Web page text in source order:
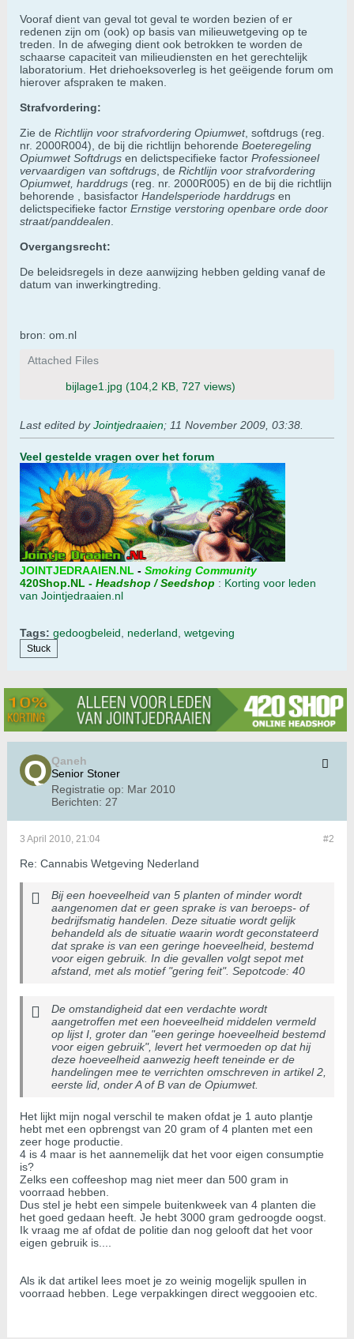
Vooraf dient van geval tot geval te worden bezien of er
redenen zijn om (ook) op basis van milieuwetgeving op te
treden. In de afweging dient ook betrokken te worden de
schaarse capaciteit van milieudiensten en het gerechtelijk
laboratorium. Het driehoeksoverleg is het geëigende forum om
hierover afspraken te maken.
Strafvordering:
Zie de Richtlijn voor strafvordering Opiumwet, softdrugs (reg.
nr. 2000R004), de bij die richtlijn behorende Boeteregeling
Opiumwet Softdrugs en delictspecifieke factor Professioneel
vervaardigen van softdrugs , de Richtlijn voor strafvordering
Opiumwet, harddrugs (reg. nr. 2000R005) en de bij die richtlijn
behorende , basisfactor Handelsperiode harddrugs en
delictspecifieke factor Ernstige verstoring openbare orde door
straat/panddealen
Overgangsrecht:
De beleidsregels in deze aanwijzing hebben gelding vanaf de
datum van inwerkingtreding.
bron: om.nl
Attached Files
bijlage1.jpg (104,2 KB, 727 views)
Last edited byJointjedraaien; 11 November 2009, 03:38
Veel gestelde vragen over het forum
JOINTJEDRAAIEN.NL - Smoking Community
420Shop.NL - Headshop / Seedshop : Korting voor leden
van Jointjedraaien.nl
Tags: gedoogbeleid nederland wetgeving
Stuck
Qaneh
Senior Stoner
Registratie op: Mar 2010
Berichten: 27
#2
3 April 2010, 21:04
Re: Cannabis Wetgeving Nederland
Bij een hoeveelheid van 5 planten of minder wordt
aangenomen dat er geen sprake is van beroeps- of
bedrijfsmatig handelen. Deze situatie wordt gelijk
behandeld als de situatie waarin wordt geconstateerd
dat sprake is van een geringe hoeveelheid, bestemd
voor eigen gebruik. In die gevallen volgt sepot met
afstand, met als motief "gering feit". Sepotcode: 40
De omstandigheid dat een verdachte wordt
aangetroffen met een hoeveelheid middelen vermeld
op lijst I, groter dan "een geringe hoeveelheid bestemd
voor eigen gebruik", levert het vermoeden op dat hij
deze hoeveelheid aanwezig heeft teneinde er de
handelingen mee te verrichten omschreven in artikel 2,
eerste lid, onder A of B van de Opiumwet.
Het lijkt mijn nogal verschil te maken ofdat je 1 auto plantje
hebt met een opbrengst van 20 gram of 4 planten met een
zeer hoge productie.
4 is 4 maar is het aannemelijk dat het voor eigen consumptie
is?
Zelks een coffeeshop mag niet meer dan 500 gram in
voorraad hebben.
Dus stel je hebt een simpele buitenkweek van 4 planten die
het goed gedaan heeft. Je hebt 3000 gram gedroogde oogst.
Ik vraag me af ofdat de politie dan nog gelooft dat het voor
eigen gebruik is....
Als ik dat artikel lees moet je zo weinig mogelijk spullen in
voorraad hebben. Lege verpakkingen direct weggooien etc.